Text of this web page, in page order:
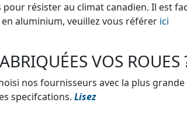
résister au climat canadien. Il est
aluminium, veuillez vous référer ici
VOS ROUES
nos fournisseurs avec la plus
specifcations. Lisez